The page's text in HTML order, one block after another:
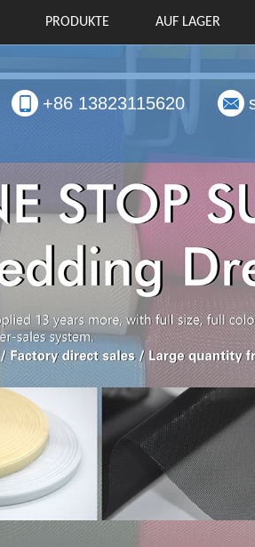
PRODUKTE AUF LAGER
+86 13823115620